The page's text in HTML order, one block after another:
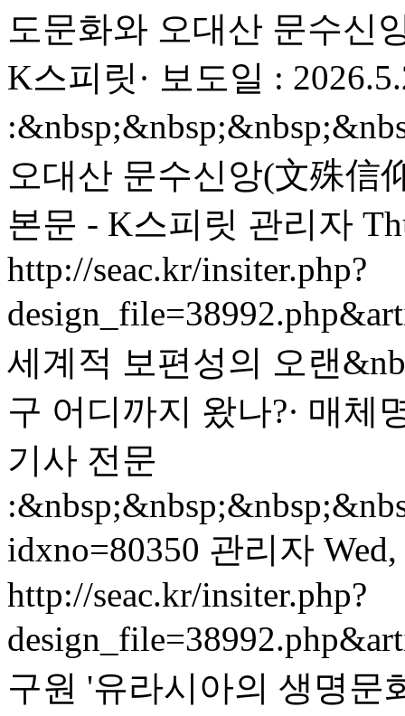
도문화와 오대산 문수신
K스피릿· 보도일 :
오대산 문수신앙(文殊信
본문 - K스피릿 관리자
http://seac.kr/insiter.php?
세계적 보편성의 오랜
구 어디까지 왔나?· 매체
기사 전문
idxno=80350 관리자
http://seac.kr/insiter.php?
구원 '유라시아의 생명문